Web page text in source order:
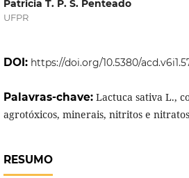
Patricia T. P. S. Penteado
UFPR
DOI: https://doi.org/10.5380/
Palavras-chave: Lactuca sativa L.,
agrotóxicos, minerais, nitritos e nitratos
RESUMO